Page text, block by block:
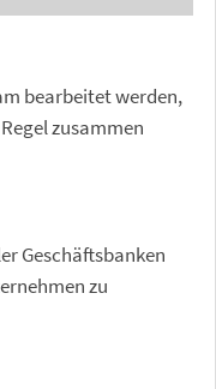
bearbeitet werden,
zusammen
Geschäftsbanken
zu